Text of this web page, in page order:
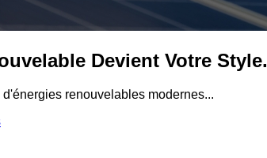
Devient Votre Style.
renouvelables modernes...